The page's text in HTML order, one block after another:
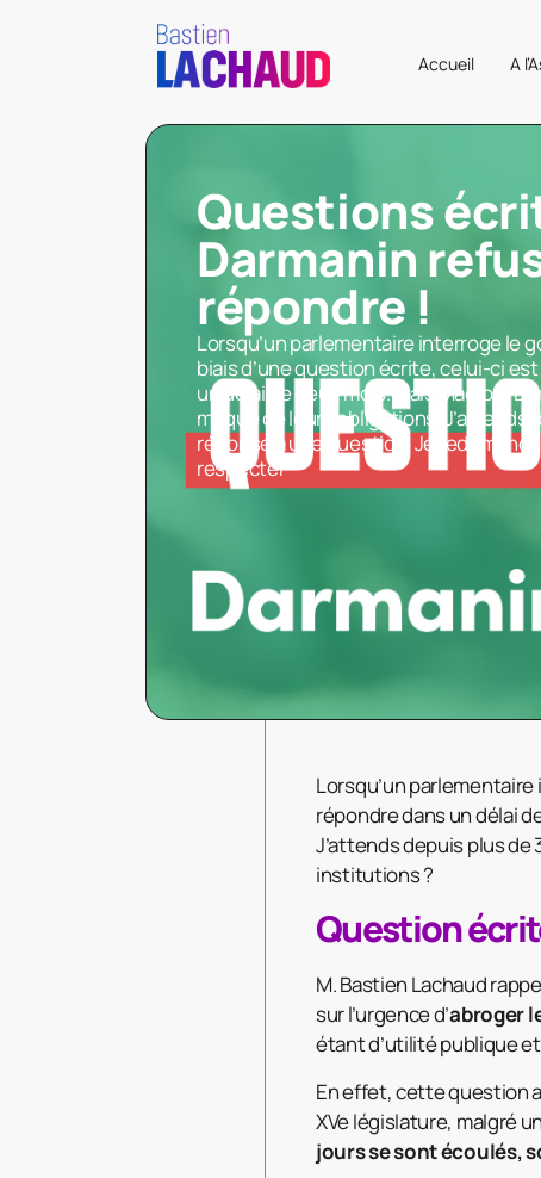
Accueil A
Questions
Darmanin
répondre !
Lorsqu’un parlementaire interroge le
biais d’une question écrite, celui-ci
un délai de deux mois. Mais Macron,
moque de leurs obligations. J’attends
réponse à une question. Je
respecter
Lorsqu’un
répondre dans un délai
J’attends depuis plus
institutions ?
Question
M. Bastien Lachaud
sur l’urgence d’abroger
étant d’utilité publique
En effet, cette question a
XVe législature, malgré
jours se sont écoulés,